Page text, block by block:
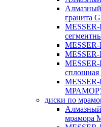
гранита
сплошная
диски по
мрамора